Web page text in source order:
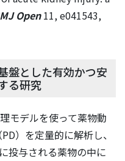
Open11, e041543,
盤とした有効かつ安
る研究
モデルを使って薬物動
）を定量的に解析し、
投与される薬物の中に